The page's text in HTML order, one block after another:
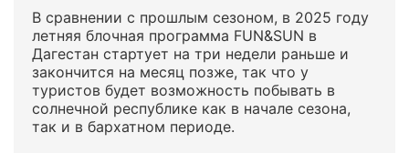
В сравнении с прошлым сезоном, в 2025 году
летняя блочная программа FUN&SUN в
Дагестан стартует на три недели раньше и
закончится на месяц позже, так что у
туристов будет возможность побывать в
солнечной республике как в начале сезона,
так и в бархатном периоде.